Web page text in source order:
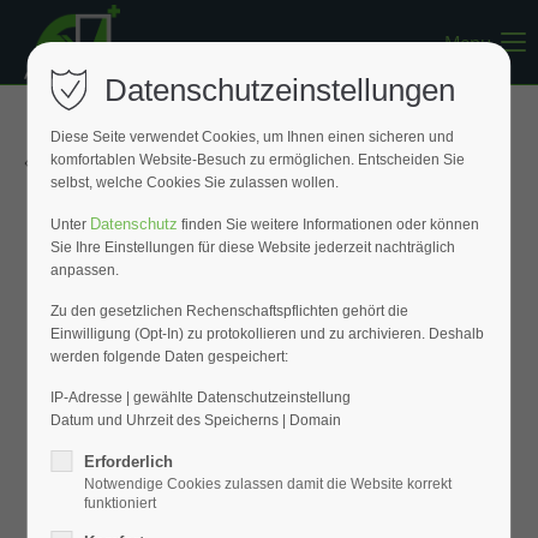
Register
Support
Lorem ipsum dolor sit amet:
24h/ 365days
Mon - Fri 8:00am - 5:00pm(GMT +1)
Get in touch
Cybersteel Inc.
Menu
« Zurück zur Übersicht
Datenschutzeinstellungen
Diese Seite verwendet Cookies, um Ihnen einen sicheren und
komfortablen Website-Besuch zu ermöglichen. Entscheiden Sie
selbst, welche Cookies Sie zulassen wollen.
Unter Datenschutz finden Sie weitere Informationen oder können
Sie Ihre Einstellungen für diese Website jederzeit nachträglich
anpassen.
Zu den gesetzlichen Rechenschaftspflichten gehört die
Einwilligung (Opt-In) zu protokollieren und zu archivieren. Deshalb
werden folgende Daten gespeichert:
IP-Adresse | gewählte Datenschutzeinstellung
Datum und Uhrzeit des Speicherns | Domain
Erforderlich
Notwendige Cookies zulassen damit die Website korrekt
funktioniert